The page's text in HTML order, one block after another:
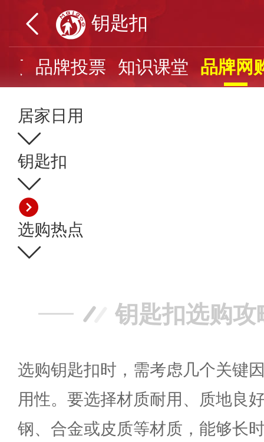
钥匙扣
页 品牌投票 知识课堂 品牌网
居家日用
钥匙扣
选购热点
钥匙扣选购攻
选购钥匙扣时，需考虑几个关键
用性。要选择材质耐用、质地良
钢、合金或皮质等材质，能够长